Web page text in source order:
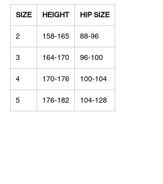
SIZE HEIGHT HIP SIZE
2 158-165 88-96
3 164-170 96-100
4 170-176 100-104
5 176-182 104-128